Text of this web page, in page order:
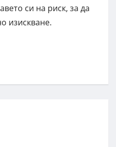
си на риск, за да
изискване.